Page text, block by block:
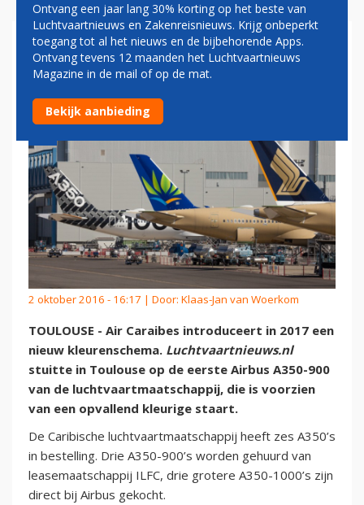
AIR CARAIBES KIEST VOOR
NIEUWE KLEUREN OP A350
2 oktober 2016 - 16:17 | Door: Klaas-Jan van Woerkom
TOULOUSE - Air Caraibes introduceert in 2017 een
nieuw kleurenschema. Luchtvaartnieuws.nl
stuitte in Toulouse op de eerste Airbus A350-900
van de luchtvaartmaatschappij, die is voorzien
van een opvallend kleurige staart.
De Caribische luchtvaartmaatschappij heeft zes A350’s
in bestelling. Drie A350-900’s worden gehuurd van
leasemaatschappij ILFC, drie grotere A350-1000’s zijn
direct bij Airbus gekocht.
Ontvang een jaar lang 30% korting op het beste van
Luchtvaartnieuws en Zakenreisnieuws. Krijg onbeperkt
toegang tot al het nieuws en de bijbehorende Apps.
Ontvang tevens 12 maanden het Luchtvaartnieuws
Magazine in de mail of op de mat.
Bekijk aanbieding